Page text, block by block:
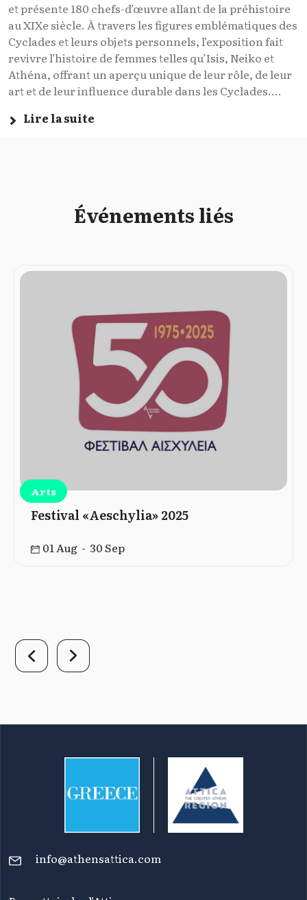
et présente 180 chefs-d’œuvre allant de la préhistoire
au XIXe siècle. À travers les figures emblématiques des
Cyclades et leurs objets personnels, l’exposition fait
revivre l’histoire de femmes telles qu’Isis, Neiko et
Athéna, offrant un aperçu unique de leur rôle, de leur
art et de leur influence durable dans les Cyclades....
Lire la suite
Événements liés
Arts
Festival «Aeschylia» 2025
01 Aug - 30 Sep
info@athensattica.com